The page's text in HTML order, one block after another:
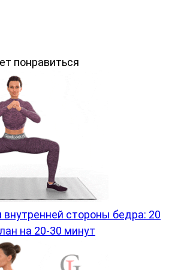
понравиться
внутренней стороны бедра: 20
на 20-30 минут